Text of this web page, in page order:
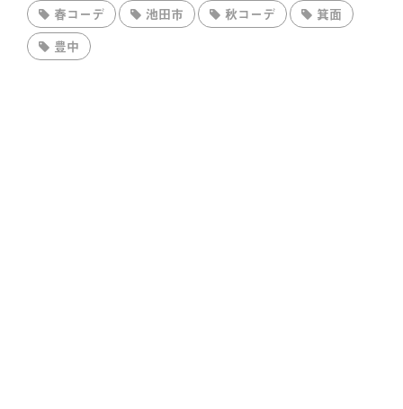
春コーデ
池田市 秋コーデ
箕面
豊中